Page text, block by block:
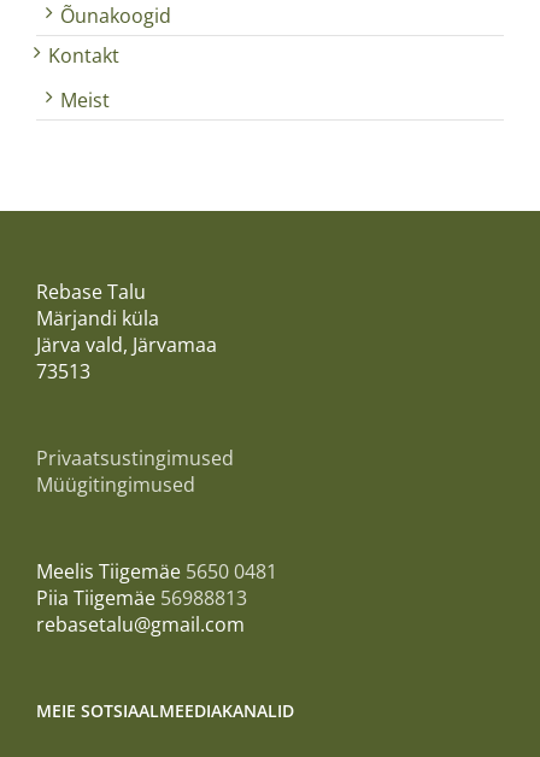
Õunakoogid
Kontakt
Meist
Rebase Talu
Märjandi küla
Järva vald, Järvamaa
73513
Privaatsustingimused
Müügitingimused
Meelis Tiigemäe 5650 0481
Piia Tiigemäe 56988813
rebasetalu@gmail.com
MEIE SOTSIAALMEEDIAKANALID